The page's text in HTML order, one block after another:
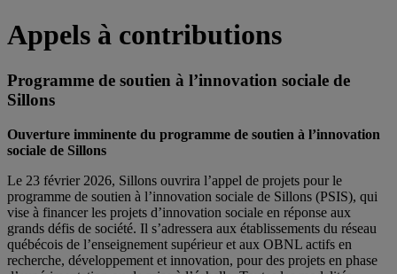
Appels à contributions
Programme de soutien à l’innovation sociale de
Sillons
Ouverture imminente du programme de soutien à l’innovation
sociale de Sillons
Le 23 février 2026, Sillons ouvrira l’appel de projets pour le
programme de soutien à l’innovation sociale de Sillons (PSIS), qui
vise à financer les projets d’innovation sociale en réponse aux
grands défis de société. Il s’adressera aux établissements du réseau
québécois de l’enseignement supérieur et aux OBNL actifs en
recherche, développement et innovation, pour des projets en phase